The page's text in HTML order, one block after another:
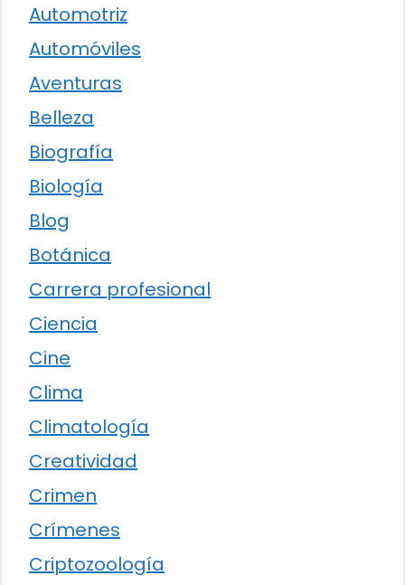
Automotriz
Automóviles
Aventuras
Belleza
Biografía
Biología
Blog
Botánica
Carrera profesional
Ciencia
Cine
Clima
Climatología
Creatividad
Crimen
Crímenes
Criptozoología